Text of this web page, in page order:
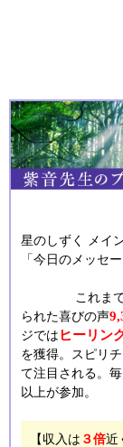
星のしずく メイ
「今日のメッセ
これま
られた喜びの声
ジでは ヒーリン
を獲得。スピリ
て注目される。
以上が参加。
【収入は ３倍近